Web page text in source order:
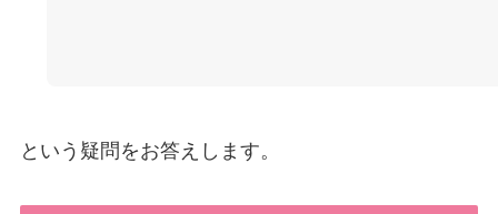
という疑問をお答えします。